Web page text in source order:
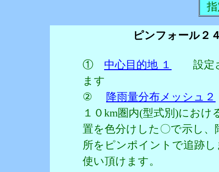
ピンフォール２
① 中心目的地 １
設定さ
ます
② 降雨量分布メッシュ２
１０km圏内(型式別)にお
置を色分けした〇で示し
所をピンポイントで追跡
使い頂けます。